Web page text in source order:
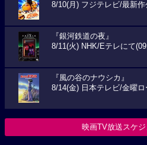
8/10(月) フジテレビ/最新
『銀河鉄道の夜』
8/11(火) NHK/Eテレにて
『風の谷のナウシカ』
8/14(金) 日本テレビ/金曜
映画TV放送スケ